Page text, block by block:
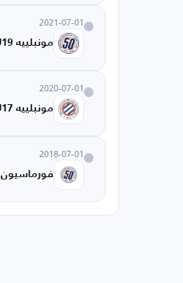
2021-07-01
مونبلييه U19
2020-07-01
مونبلييه U17
2018-07-01
فورماسيون